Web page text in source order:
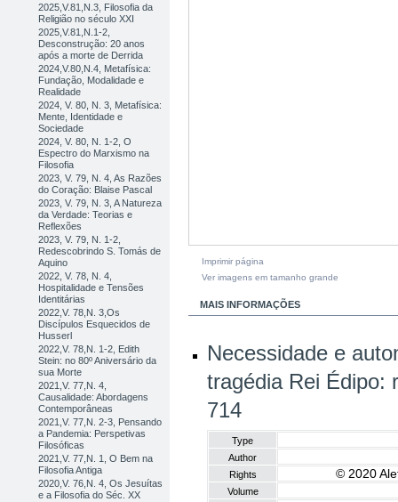
2025,V.81,N.3, Filosofia da
Religião no século XXI
2025,V.81,N.1-2,
Desconstrução: 20 anos
após a morte de Derrida
2024,V.80,N.4, Metafísica:
Fundação, Modalidade e
Realidade
2024, V. 80, N. 3, Metafísica:
Mente, Identidade e
Sociedade
2024, V. 80, N. 1-2, O
Espectro do Marxismo na
Filosofia
2023, V. 79, N. 4, As Razões
do Coração: Blaise Pascal
2023, V. 79, N. 3, A Natureza
da Verdade: Teorias e
Reflexões
2023, V. 79, N. 1-2,
Redescobrindo S. Tomás de
Aquino
2022, V. 78, N. 4,
Hospitalidade e Tensões
Identitárias
2022,V. 78,N. 3,Os
Discípulos Esquecidos de
Husserl
2022,V. 78,N. 1-2, Edith
Stein: no 80º Aniversário da
sua Morte
2021,V. 77,N. 4,
Causalidade: Abordagens
Contemporâneas
2021,V. 77,N. 2-3, Pensando
a Pandemia: Perspetivas
Filosóficas
2021,V. 77,N. 1, O Bem na
Filosofia Antiga
2020,V. 76,N. 4, Os Jesuítas
e a Filosofia do Séc. XX
Imprimir página
Ver imagens em tamanho grande
MAIS INFORMAÇÕES
Necessidade e
tragédia Rei Édipo:
714
Type
Author
Rights
© 2020
Volume